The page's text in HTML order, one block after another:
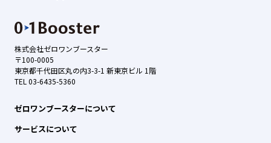
株式会社ゼロワンブースター
〒100-0005
東京都千代田区丸の内3-3-1 新東京ビル 1階
TEL 03-6435-5360
ゼロワンブースターについて
サービスについて